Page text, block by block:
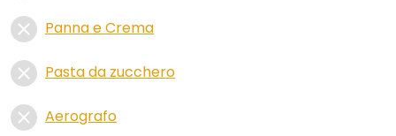
Panna e Crema
Pasta da zucchero
Aerografo